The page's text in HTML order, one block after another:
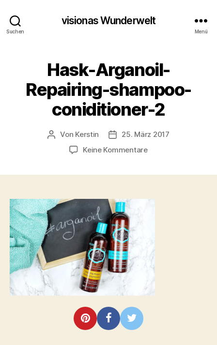
Suchen
visionas Wunderwelt
Menü
Hask-Arganoil-
Repairing-shampoo-
coniditioner-2
Beitragsautor
Von Kerstin Beitragsdatum
25. März 2017
Keine Kommentarezu